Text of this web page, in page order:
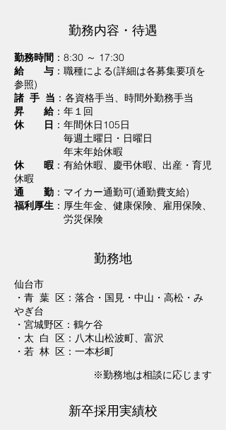
勤務内容・待遇
勤務時間 ：8:30 ～ 17:30
給 与 ：職種による(詳細は各募集要項を
参照)
諸 手 当 ：各資格手当、時間外勤務手当
昇 給：年１回
休 日 ：年間休日105日
毎週土曜日・日曜日
年末年始休暇
休 暇 ：有給休暇、慶弔休暇、出産・育児
休暇
通 勤 ：マイカー通勤可(通勤費支給)
福利厚生 ：厚生年金、健康保険、雇用保険、
労災保険
勤務地
仙台市
・青 葉 区：落合・国見・中山・高松・み
やぎ台
・宮城野区：鶴ケ谷
・太 白 区：八木山松波町、富沢
・若 林 区：一本杉町
※勤務地は相談に応じます
新卒採用実績校